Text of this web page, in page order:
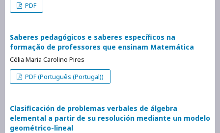
PDF
Saberes pedagógicos e saberes específicos na
formação de professores que ensinam Matemática
Célia Maria Carolino Pires
PDF (Português (Portugal))
Clasificación de problemas verbales de álgebra
elemental a partir de su resolución mediante un modelo
geométrico-lineal